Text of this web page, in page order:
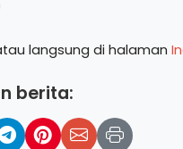
langsung di halaman
berita: